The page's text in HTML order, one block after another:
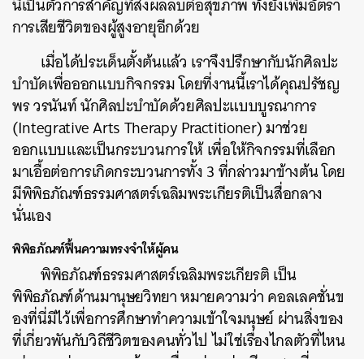
การเสียชีวิตของผู้สูงอายุอีกด้วย
เมื่อได้ประเด็นตั้งต้นแล้ว เราจึงปรึกษากับนักศิลปะ
บำบัดเพื่อออกแบบกิจกรรม โดยที่งานนี้เราได้คุณปรัชญ
พร วรนันท์ นักศิลปะบำบัดด้วยศิลปะแบบบูรณาการ
(Integrative Arts Therapy Practitioner) มาช่วย
ออกแบบและเป็นกระบวนการให้ เพื่อให้กิจกรรมที่เลือก
มาเอื้อต่อการเกิดกระบวนการทั้ง 3 ที่กล่าวมาข้างต้น โดย
มีพิพิธภัณฑ์ธรรมศาสตร์เฉลิมพระเกียรติเป็นสื่อกลาง
นั่นเอง
พิพิธภัณฑ์ฟื้นความทรงจำให้ผู้คน
พิพิธภัณฑ์ธรรมศาสตร์เฉลิมพระเกียรติ เป็น
พิพิธภัณฑ์ด้านมานุษยวิทยา หมายความว่า คอลเลคชั่นข
องที่นี่มีไว้เพื่อการศึกษาทำความเข้าใจมนุษย์ ผ่านสิ่งของ
ที่เกี่ยวพันกับวิถีชีวิตของคนทั่วไป ไม่ใช่เรื่องไกลตัวที่ไหน